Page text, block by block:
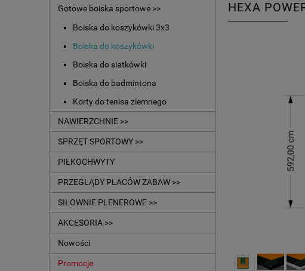
Gotowe boiska sportowe >>
Boiska do koszykówki 3x3
Boiska do koszykówki
Boiska do siatkówki
Boiska do badmintona
Korty do tenisa ziemnego
NAWIERZCHNIE >>
SPRZĘT SPORTOWY >>
PIŁKOCHWYTY
PRZEGLĄDY PLACÓW ZABAW >>
SIŁOWNIE PLENEROWE >>
AKCESORIA >>
Nowości
Promocje
HEXA